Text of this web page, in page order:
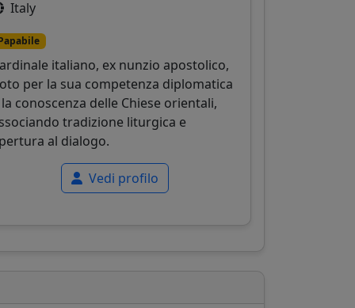
Italy
italiano, ex nunzio apostolico,
per la sua competenza diplomatica
conoscenza delle Chiese orientali,
tradizione liturgica e
al dialogo.
Vedi profilo